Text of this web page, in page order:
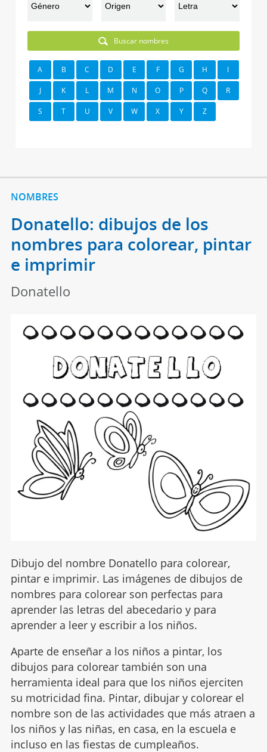
Buscar nombres
A B C D E F G H I
J K L M N O P Q R
S T U V W X Y Z
NOMBRES
Donatello: dibujos de los
nombres para colorear, pintar
e imprimir
Donatello
Dibujo del nombre Donatello para colorear,
pintar e imprimir. Las imágenes de dibujos de
nombres para colorear son perfectas para
aprender las letras del abecedario y para
aprender a leer y escribir a los niños.
Aparte de enseñar a los niños a pintar, los
dibujos para colorear también son una
herramienta ideal para que los niños ejerciten
su motricidad fina. Pintar, dibujar y colorear el
nombre son de las actividades que más atraen a
los niños y las niñas, en casa, en la escuela e
incluso en las fiestas de cumpleaños.